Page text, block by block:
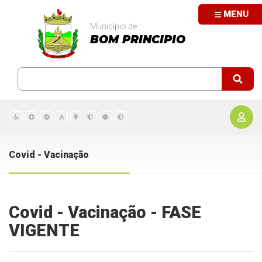
MENU
Município de
BOM PRINCIPIO
Covid - Vacinação
Covid - Vacinação - FASE
VIGENTE